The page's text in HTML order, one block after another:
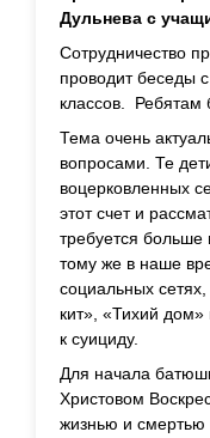
Дульнева с
Сотрудничество
проводит беседы
классов. Ребятам
Тема очень
вопросами. Те
воцерковленных
этот счет и
требуется
тому же в наше
социальных
кит», «Тихий
к суициду.
Для начала
Христовом
жизнью и смертью